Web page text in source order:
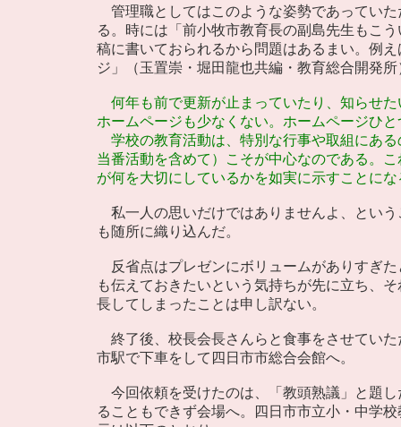
管理職としてはこのような姿勢であってい
る。時には「前小牧市教育長の副島先生もこ
稿に書いておられるから問題はあるまい。例
ジ」（玉置崇・堀田龍也共編・教育総合開発
何年も前で更新が止まっていたり、知らせ
ホームページも少なくない。ホームページひ
学校の教育活動は、特別な行事や取組にあ
当番活動を含めて）こそが中心なのである。
が何を大切にしているかを如実に示すことにな
私一人の思いだけではありませんよ、とい
も随所に織り込んだ。
反省点はプレゼンにボリュームがありすぎ
も伝えておきたいという気持ちが先に立ち、
長してしまったことは申し訳ない。
終了後、校長会長さんらと食事をさせてい
市駅で下車をして四日市市総合会館へ。
今回依頼を受けたのは、「教頭熟議」と題
ることもできず会場へ。四日市市立小・中学